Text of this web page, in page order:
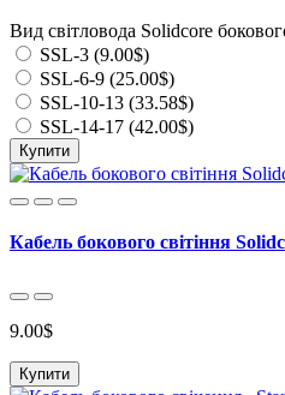
Вид світловода Solidcore
SSL-3 (9.00$)
SSL-6-9 (25.00$)
SSL-10-13 (33.58$)
SSL-14-17 (42.00$)
Купити
Кабель бокового світіння
9.00$
Купити